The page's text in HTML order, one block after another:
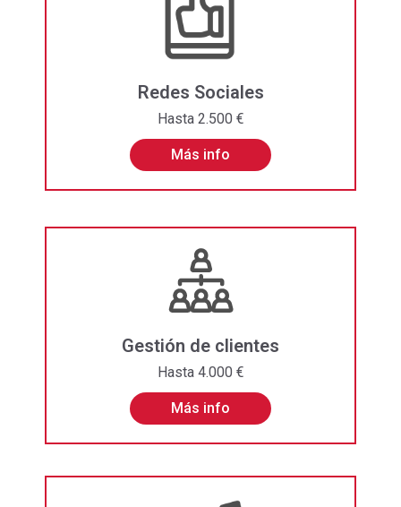
Redes Sociales
Hasta 2.500 €
Más info
Gestión de clientes
Hasta 4.000 €
Más info